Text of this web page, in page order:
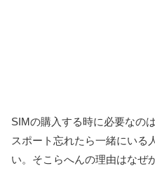
SIMの購入する時に必要な
スポート忘れたら一緒にいる
い。そこらへんの理由はなぜ